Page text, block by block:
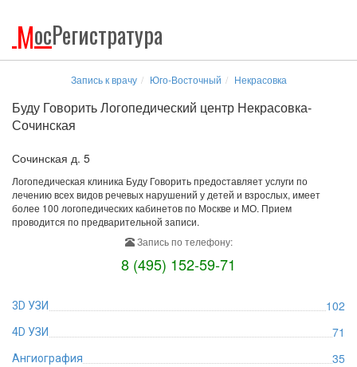
МосРегистратура
Запись к врачу Юго-Восточный Некрасовка
Буду Говорить Логопедический центр Некрасовка-
Сочинская
Сочинская д. 5
Логопедическая клиника Буду Говорить предоставляет услуги по
лечению всех видов речевых нарушений у детей и взрослых, имеет
более 100 логопедических кабинетов по Москве и МО. Прием
проводится по предварительной записи.
Запись по телефону:
8 (495) 152-59-71
3D УЗИ 102
4D УЗИ 71
Ангиография 35